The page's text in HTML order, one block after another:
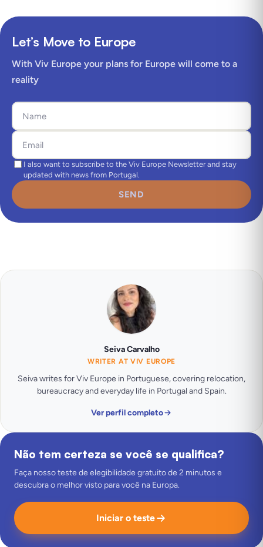
Let’s Move to Europe
With Viv Europe your plans for Europe will come to a
reality
I also want to subscribe to the Viv Europe Newsletter and stay
updated with news from Portugal.
SEND
Seiva Carvalho
WRITER AT VIV EUROPE
Seiva writes for Viv Europe in Portuguese, covering relocation,
bureaucracy and everyday life in Portugal and Spain.
Ver perfil completo
Não tem certeza se você se qualifica?
Faça nosso teste de elegibilidade gratuito de 2 minutos e
descubra o melhor visto para você na Europa.
Iniciar o teste